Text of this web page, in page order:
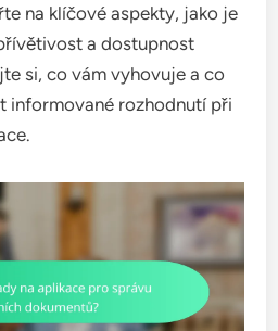
na klíčové aspekty, jako je
a dostupnost
si, co vám vyhovuje a co
informované rozhodnutí při